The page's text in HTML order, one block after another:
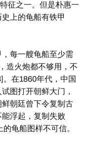
征之一。但是朴惠一
上的龟船有铁甲
每一艘龟船至少需
造火炮都不够用，不
在1860年代，中国
图打开朝鲜大门，
朝廷曾下令复制古
浮起，复制失败
龟船图样不可信。